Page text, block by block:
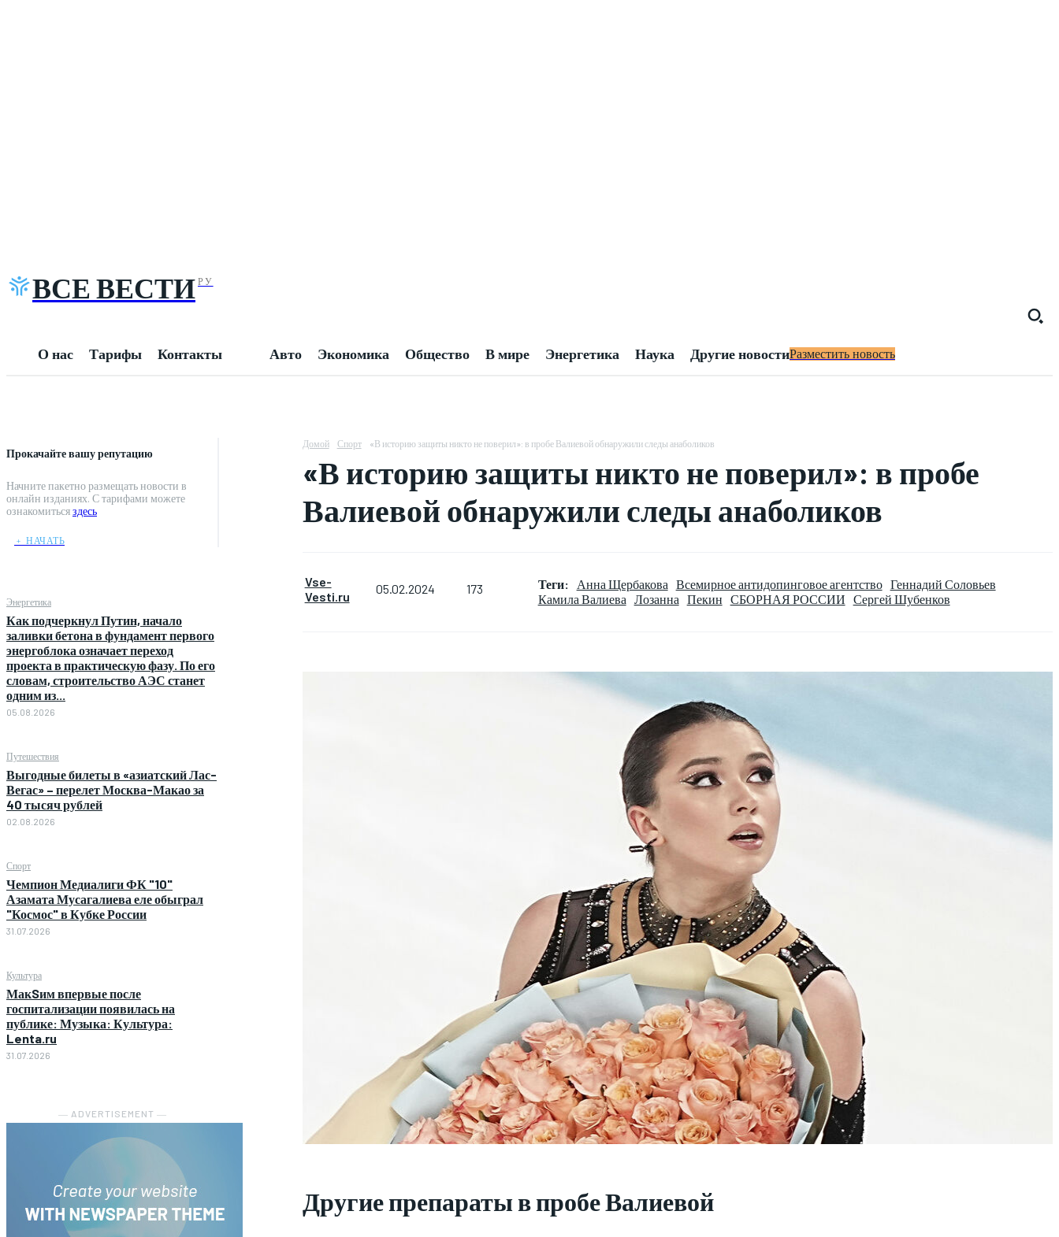
ВСЕ ВЕСТИ РУ
О нас Тарифы Контакты Авто Экономика Общество В мире Энергетика Наука Другие новостиРазместить новость
Прокачайте вашу репутацию
Начните пакетно размещать новости в
онлайн изданиях. С тарифами можете
ознакомитьсяздесь
﹢ НАЧАТЬ
Энергетика
Как подчеркнул Путин, начало
заливки бетона в фундамент первого
энергоблока означает переход
проекта в практическую фазу. По его
словам, строительство АЭС станет
одним из...
05.08.2026
Путешествия
Выгодные билеты в «азиатский Лас-
Вегас» – перелет Москва-Макао за
40 тысяч рублей
02.08.2026
Спорт
Чемпион Медиалиги ФК "10"
Азамата Мусагалиева еле обыграл
"Космос" в Кубке России
31.07.2026
Культура
МакSим впервые после
госпитализации появилась на
публике: Музыка: Культура:
Lenta.ru
31.07.2026
― ADVERTISEMENT ―
Домой Спорт «В историю защиты никто не поверил»: в пробе Валиевой обнаружили следы анаболиков
«В историю защиты никто не поверил»: в пробе
Валиевой обнаружили следы анаболиков
Vse-
Vesti.ru
05.02.2024 173 Теги: Анна Щербакова Всемирное антидопинговое агентство Геннадий Соловьев
Камила Валиева Лозанна Пекин СБОРНАЯ РОССИИ Сергей Шубенков
Другие препараты в пробе Валиевой